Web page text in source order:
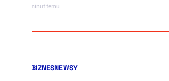
Kategorie artykułu:
BIZNESNEWSY